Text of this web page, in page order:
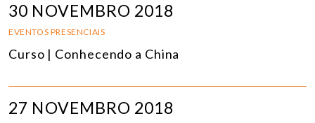
30 NOVEMBRO 2018
EVENTOS PRESENCIAIS
Curso | Conhecendo a China
27 NOVEMBRO 2018